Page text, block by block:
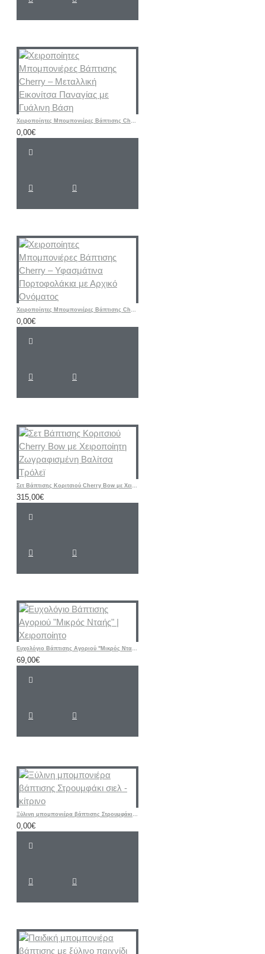
Χειροποίητες Μπομπονιέρες Βάπτισης Cherry – Μεταλλική Εικονίτσα Παναγίας με Γυάλινη Βάση
0,00€
Χειροποίητες Μπομπονιέρες Βάπτισης Cherry – Υφασμάτινα Πορτοφολάκια με Αρχικό Ονόματος
0,00€
Σετ Βάπτισης Κοριτσιού Cherry Bow με Χειροποίητη Ζωγραφισμένη Βαλίτσα Τρόλεϊ
315,00€
Ευχολόγιο Βάπτισης Αγοριού "Μικρός Νταής" | Χειροποίητο
69,00€
Ξύλινη μπομπονιέρα βάπτισης Στρουμφάκι σιελ - κίτρινο
0,00€